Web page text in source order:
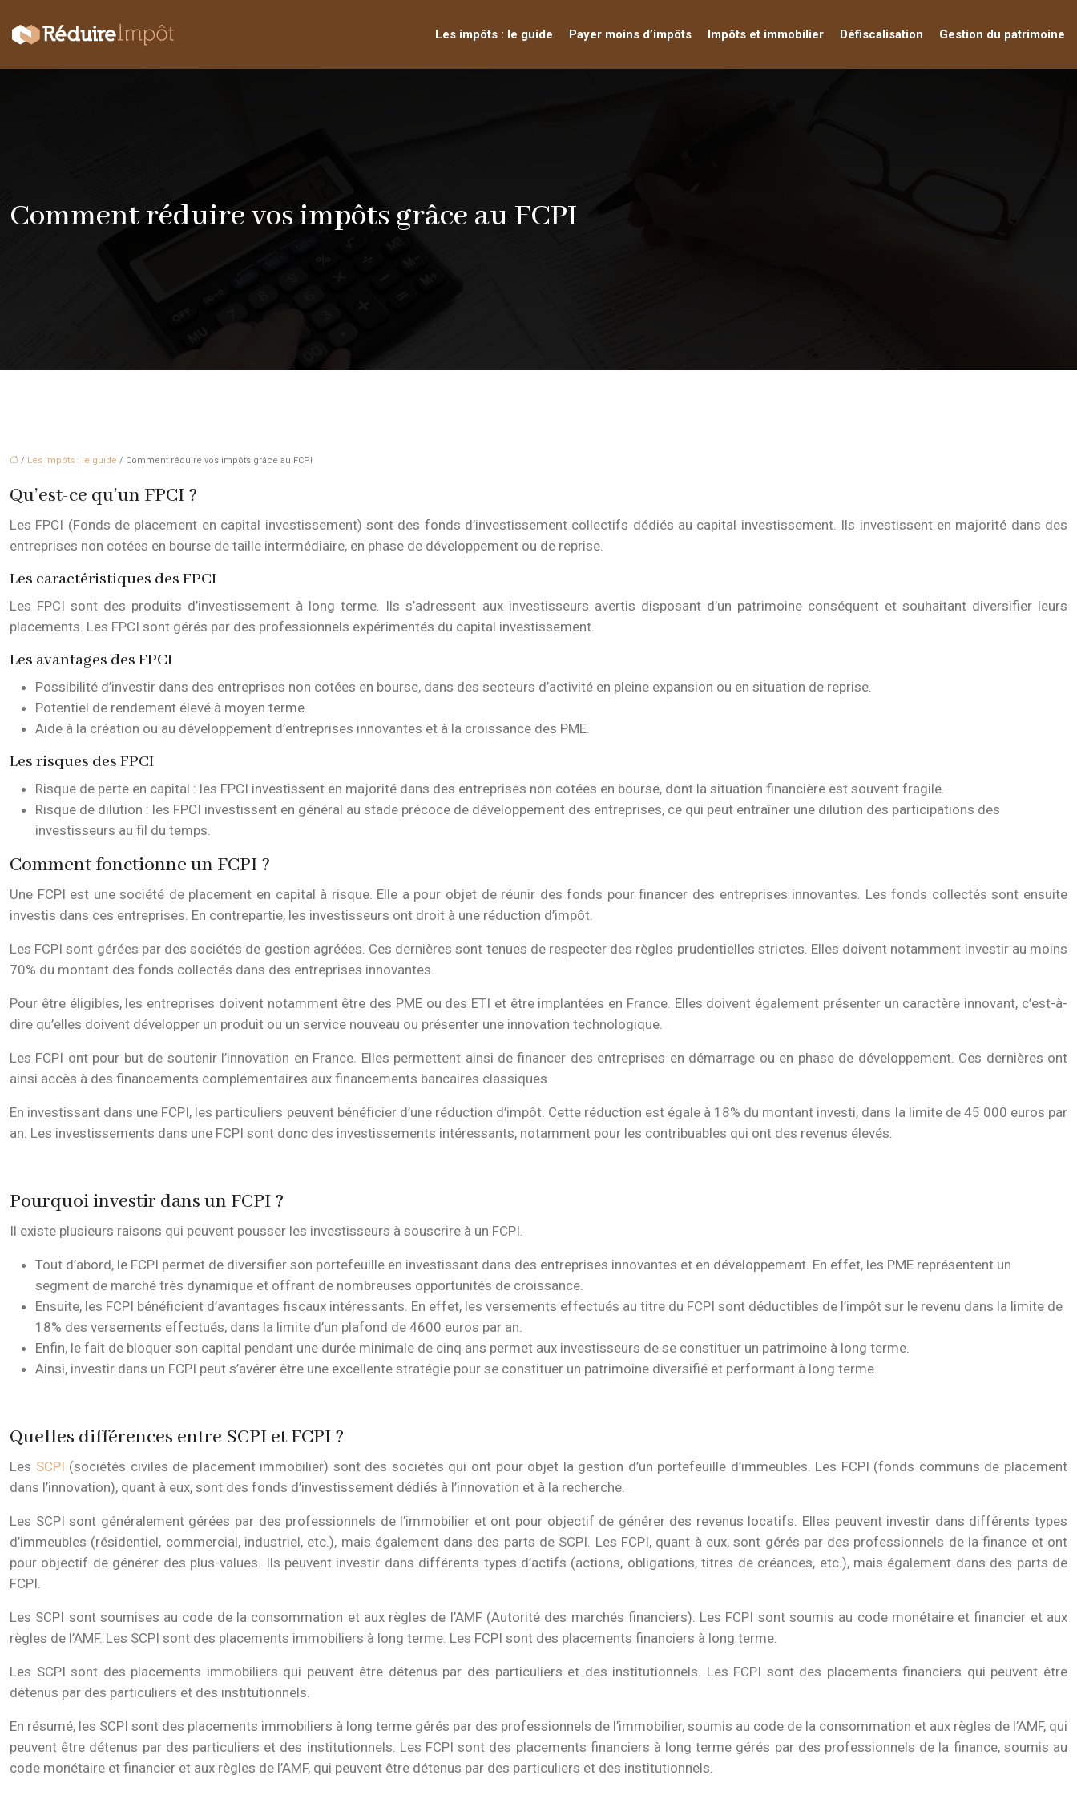
Les impôts : le guide Payer moins d’impôts Impôts et immobilier Défiscalisation Gestion du patrimoine
Comment réduire vos impôts grâce au FCPI
/ Les impôts : le guide / Comment réduire vos impôts grâce au FCPI
Qu’est-ce qu’un FPCI ?
Les FPCI (Fonds de placement en capital investissement) sont des fonds d’investissement collectifs dédiés au capital investissement. Ils investissent en majorité dans des
entreprises non cotées en bourse de taille intermédiaire, en phase de développement ou de reprise.
Les caractéristiques des FPCI
Les FPCI sont des produits d’investissement à long terme. Ils s’adressent aux investisseurs avertis disposant d’un patrimoine conséquent et souhaitant diversifier leurs
placements. Les FPCI sont gérés par des professionnels expérimentés du capital investissement.
Les avantages des FPCI
Possibilité d’investir dans des entreprises non cotées en bourse, dans des secteurs d’activité en pleine expansion ou en situation de reprise.
Potentiel de rendement élevé à moyen terme.
Aide à la création ou au développement d’entreprises innovantes et à la croissance des PME.
Les risques des FPCI
Risque de perte en capital : les FPCI investissent en majorité dans des entreprises non cotées en bourse, dont la situation financière est souvent fragile.
Risque de dilution : les FPCI investissent en général au stade précoce de développement des entreprises, ce qui peut entraîner une dilution des participations des
investisseurs au fil du temps.
Comment fonctionne un FCPI ?
Une FCPI est une société de placement en capital à risque. Elle a pour objet de réunir des fonds pour financer des entreprises innovantes. Les fonds collectés sont ensuite
investis dans ces entreprises. En contrepartie, les investisseurs ont droit à une réduction d’impôt.
Les FCPI sont gérées par des sociétés de gestion agréées. Ces dernières sont tenues de respecter des règles prudentielles strictes. Elles doivent notamment investir au moins
70% du montant des fonds collectés dans des entreprises innovantes.
Pour être éligibles, les entreprises doivent notamment être des PME ou des ETI et être implantées en France. Elles doivent également présenter un caractère innovant, c’est-à-
dire qu’elles doivent développer un produit ou un service nouveau ou présenter une innovation technologique.
Les FCPI ont pour but de soutenir l’innovation en France. Elles permettent ainsi de financer des entreprises en démarrage ou en phase de développement. Ces dernières ont
ainsi accès à des financements complémentaires aux financements bancaires classiques.
En investissant dans une FCPI, les particuliers peuvent bénéficier d’une réduction d’impôt. Cette réduction est égale à 18% du montant investi, dans la limite de 45 000 euros par
an. Les investissements dans une FCPI sont donc des investissements intéressants, notamment pour les contribuables qui ont des revenus élevés.
Pourquoi investir dans un FCPI ?
Il existe plusieurs raisons qui peuvent pousser les investisseurs à souscrire à un FCPI.
Tout d’abord, le FCPI permet de diversifier son portefeuille en investissant dans des entreprises innovantes et en développement. En effet, les PME représentent un
segment de marché très dynamique et offrant de nombreuses opportunités de croissance.
Ensuite, les FCPI bénéficient d’avantages fiscaux intéressants. En effet, les versements effectués au titre du FCPI sont déductibles de l’impôt sur le revenu dans la limite de
18% des versements effectués, dans la limite d’un plafond de 4600 euros par an.
Enfin, le fait de bloquer son capital pendant une durée minimale de cinq ans permet aux investisseurs de se constituer un patrimoine à long terme.
Ainsi, investir dans un FCPI peut s’avérer être une excellente stratégie pour se constituer un patrimoine diversifié et performant à long terme.
Quelles différences entre SCPI et FCPI ?
Les SCPI (sociétés civiles de placement immobilier) sont des sociétés qui ont pour objet la gestion d’un portefeuille d’immeubles. Les FCPI (fonds communs de placement
dans l’innovation), quant à eux, sont des fonds d’investissement dédiés à l’innovation et à la recherche.
Les SCPI sont généralement gérées par des professionnels de l’immobilier et ont pour objectif de générer des revenus locatifs. Elles peuvent investir dans différents types
d’immeubles (résidentiel, commercial, industriel, etc.), mais également dans des parts de SCPI. Les FCPI, quant à eux, sont gérés par des professionnels de la finance et ont
pour objectif de générer des plus-values. Ils peuvent investir dans différents types d’actifs (actions, obligations, titres de créances, etc.), mais également dans des parts de
FCPI.
Les SCPI sont soumises au code de la consommation et aux règles de l’AMF (Autorité des marchés financiers). Les FCPI sont soumis au code monétaire et financier et aux
règles de l’AMF. Les SCPI sont des placements immobiliers à long terme. Les FCPI sont des placements financiers à long terme.
Les SCPI sont des placements immobiliers qui peuvent être détenus par des particuliers et des institutionnels. Les FCPI sont des placements financiers qui peuvent être
détenus par des particuliers et des institutionnels.
En résumé, les SCPI sont des placements immobiliers à long terme gérés par des professionnels de l’immobilier, soumis au code de la consommation et aux règles de l’AMF, qui
peuvent être détenus par des particuliers et des institutionnels. Les FCPI sont des placements financiers à long terme gérés par des professionnels de la finance, soumis au
code monétaire et financier et aux règles de l’AMF, qui peuvent être détenus par des particuliers et des institutionnels.